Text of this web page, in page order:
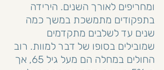
ומחריפים לאורך השנים. הירידה
בתפקודים מתמשכת במשך כמה
שנים עד לשלבים מתקדמים
שמובילים בסופו של דבר למוות. רוב
החולים במחלה הם מעל גיל 65, אך